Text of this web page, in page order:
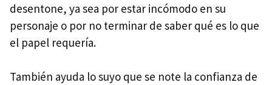
desentone, ya sea por estar incómodo en su
personaje o por no terminar de saber qué es lo que
el papel requería.
También ayuda lo suyo que se note la confianza de